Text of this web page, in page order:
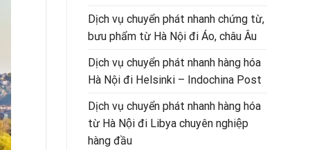
Dịch vụ chuyển phát nhanh chứng từ,
bưu phẩm từ Hà Nội đi Áo, châu Âu
Dịch vụ chuyển phát nhanh hàng hóa
Hà Nội đi Helsinki – Indochina Post
Dịch vụ chuyển phát nhanh hàng hóa
từ Hà Nội đi Libya chuyên nghiệp
hàng đầu